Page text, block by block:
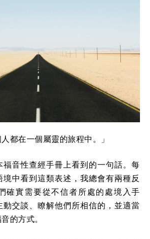
塞爾維亞語 柬埔寨語
都在一個屬靈的旅程中。」
福音性查經手冊上看到的一句話。每
中看到這類表述，我總會有兩種反
確實需要從不信者所處的處境入手
交談、瞭解他們所相信的，並適當
的方式。